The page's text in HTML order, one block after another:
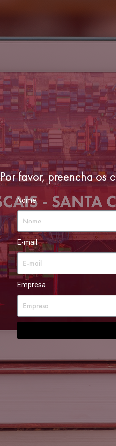
Por favor, preencha os
Nome
E-mail
Empresa